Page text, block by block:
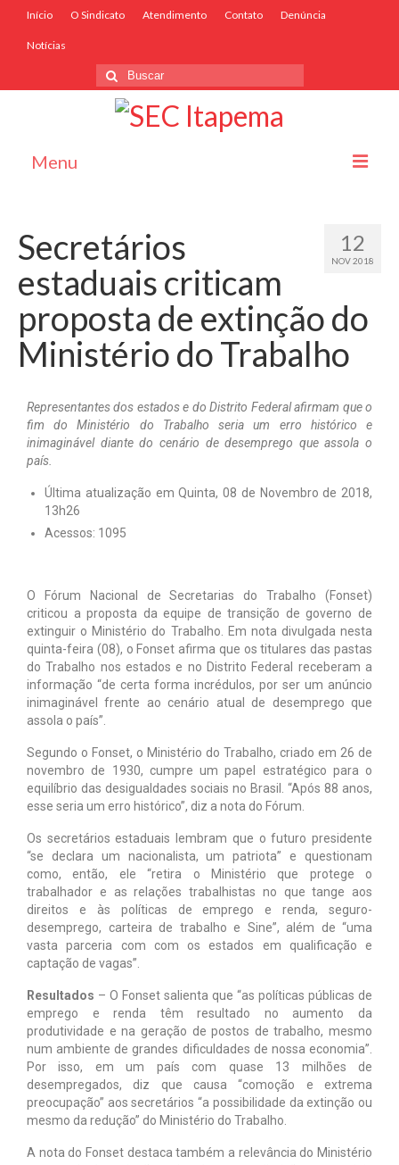
Início O Sindicato Atendimento Contato Denúncia
Notícias
Menu
O Sindicato
Associe-se
Convênios
Convenções Coletivas
Notícias
Tabelas
Denúncia
Contato
12
NOV 2018
Secretários
estaduais criticam
proposta de extinção do
Ministério do Trabalho
Representantes dos estados e do Distrito Federal afirmam que o
fim do Ministério do Trabalho seria um erro histórico e
inimaginável diante do cenário de desemprego que assola o
país.
Última atualização em Quinta, 08 de Novembro de 2018,
13h26
Acessos: 1095
O Fórum Nacional de Secretarias do Trabalho (Fonset)
criticou a proposta da equipe de transição de governo de
extinguir o Ministério do Trabalho. Em nota divulgada nesta
quinta-feira (08), o Fonset afirma que os titulares das pastas
do Trabalho nos estados e no Distrito Federal receberam a
informação “de certa forma incrédulos, por ser um anúncio
inimaginável frente ao cenário atual de desemprego que
assola o país”.
Segundo o Fonset, o Ministério do Trabalho, criado em 26 de
novembro de 1930, cumpre um papel estratégico para o
equilíbrio das desigualdades sociais no Brasil. “Após 88 anos,
esse seria um erro histórico”, diz a nota do Fórum.
Os secretários estaduais lembram que o futuro presidente
“se declara um nacionalista, um patriota” e questionam
como, então, ele “retira o Ministério que protege o
trabalhador e as relações trabalhistas no que tange aos
direitos e às políticas de emprego e renda, seguro-
desemprego, carteira de trabalho e Sine”, além de “uma
vasta parceria com com os estados em qualificação e
captação de vagas”.
Resultados – O Fonset salienta que “as políticas públicas de
emprego e renda têm resultado no aumento da
produtividade e na geração de postos de trabalho, mesmo
num ambiente de grandes dificuldades de nossa economia”.
Por isso, em um país com quase 13 milhões de
desempregados, diz que causa “comoção e extrema
preocupação” aos secretários “a possibilidade da extinção ou
mesmo da redução” do Ministério do Trabalho.
A nota do Fonset destaca também a relevância do Ministério